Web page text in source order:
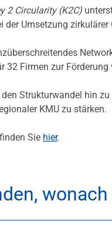
2 Circularity (K2C)
der Umsetzung
32 Firmen zur
Strukturwandel hin
KMU zu stärken.
Sie hier.